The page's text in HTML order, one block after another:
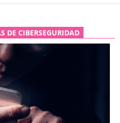
DE CIBERSEGURIDAD